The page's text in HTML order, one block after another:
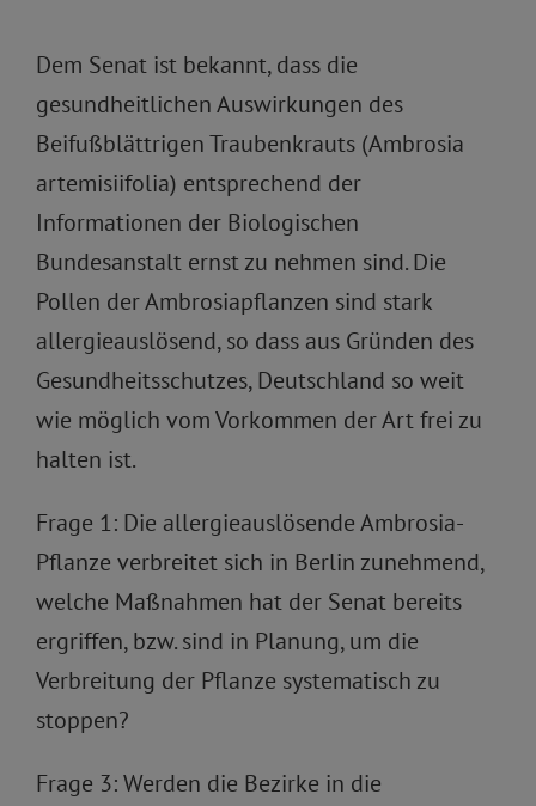
Dem Senat ist bekannt, dass die
gesundheitlichen Auswirkungen des
Beifußblättrigen Traubenkrauts (Ambrosia
artemisiifolia) entsprechend der
Informationen der Biologischen
Bundesanstalt ernst zu nehmen sind. Die
Pollen der Ambrosiapflanzen sind stark
allergieauslösend, so dass aus Gründen des
Gesundheitsschutzes, Deutschland so weit
wie möglich vom Vorkommen der Art frei zu
halten ist.
Frage 1: Die allergieauslösende Ambrosia-
Pflanze verbreitet sich in Berlin zunehmend,
welche Maßnahmen hat der Senat bereits
ergriffen, bzw. sind in Planung, um die
Verbreitung der Pflanze systematisch zu
stoppen?
Frage 3: Werden die Bezirke in die